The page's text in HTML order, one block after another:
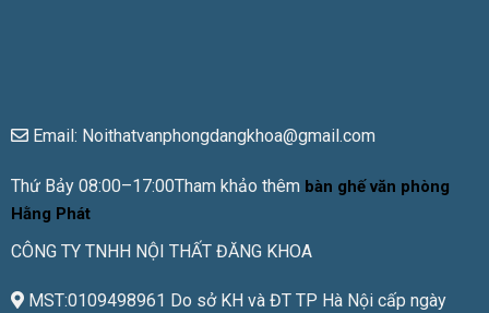
Email: Noithatvanphongdangkhoa@gmail.com
Thứ Bảy 08:00–17:00Tham khảo thêm bàn ghế văn phòng
Hằng Phát
CÔNG TY TNHH NỘI THẤT ĐĂNG KHOA
MST:0109498961 Do sở KH và ĐT TP Hà Nội cấp ngày